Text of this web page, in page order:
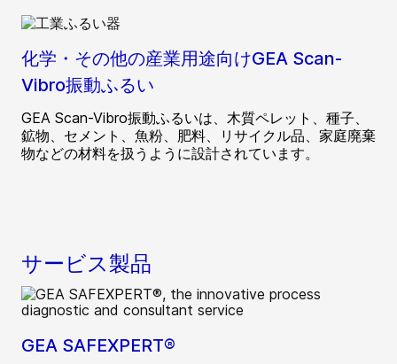
化学・その他の産業用途向けGEA Scan-
Vibro振動ふるい
GEA Scan-Vibro振動ふるいは、木質ペレット、種子、
鉱物、セメント、魚粉、肥料、リサイクル品、家庭廃棄
物などの材料を扱うように設計されています。
サービス製品
GEA SAFEXPERT®